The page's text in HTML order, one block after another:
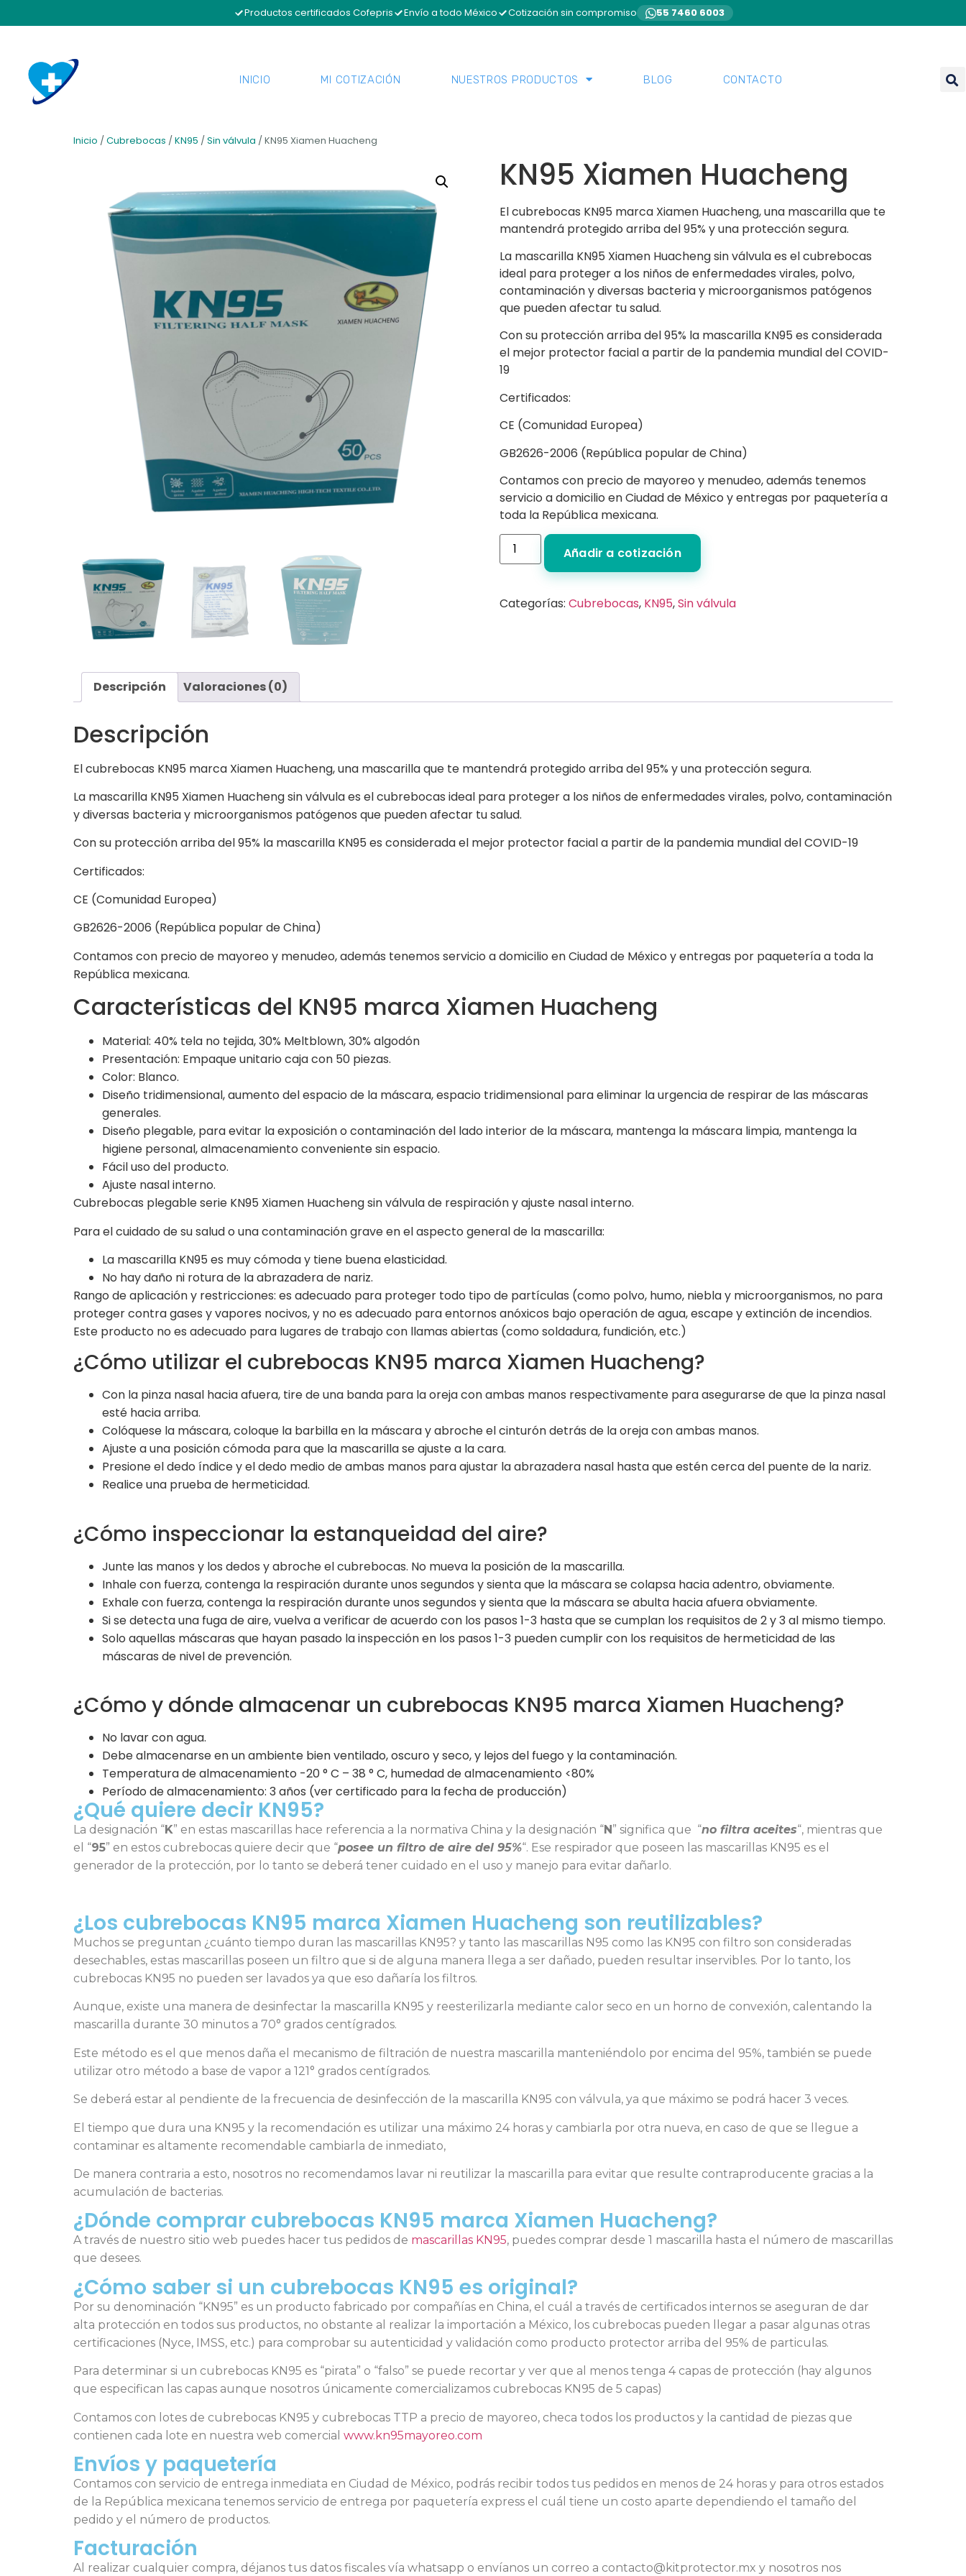
Productos certificados Cofepris Envío a todo México Cotización sin compromiso 55 7460 6003
INICIO MI COTIZACIÓN NUESTROS PRODUCTOS BLOG CONTACTO
Inicio /Cubrebocas /KN95 /Sin válvula / KN95 Xiamen Huacheng
KN95 Xiamen Huacheng
El cubrebocas KN95 marca Xiamen Huacheng, una mascarilla que te
mantendrá protegido arriba del 95% y una protección segura.
La mascarilla KN95 Xiamen Huacheng sin válvula es el cubrebocas
ideal para proteger a los niños de enfermedades virales, polvo,
contaminación y diversas bacteria y microorganismos patógenos
que pueden afectar tu salud.
Con su protección arriba del 95% la mascarilla KN95 es considerada
el mejor protector facial a partir de la pandemia mundial del COVID-
19
Certificados:
CE (Comunidad Europea)
GB2626-2006 (República popular de China)
Contamos con precio de mayoreo y menudeo, además tenemos
servicio a domicilio en Ciudad de México y entregas por paquetería a
toda la República mexicana.
Añadir a cotización
Categorías: Cubrebocas, KN95,Sin válvula
Descripción Valoraciones (0)
Descripción
El cubrebocas KN95 marca Xiamen Huacheng, una mascarilla que te mantendrá protegido arriba del 95% y una protección segura.
La mascarilla KN95 Xiamen Huacheng sin válvula es el cubrebocas ideal para proteger a los niños de enfermedades virales, polvo, contaminación
y diversas bacteria y microorganismos patógenos que pueden afectar tu salud.
Con su protección arriba del 95% la mascarilla KN95 es considerada el mejor protector facial a partir de la pandemia mundial del COVID-19
Certificados:
CE (Comunidad Europea)
GB2626-2006 (República popular de China)
Contamos con precio de mayoreo y menudeo, además tenemos servicio a domicilio en Ciudad de México y entregas por paquetería a toda la
República mexicana.
Características del KN95 marca Xiamen Huacheng
Material: 40% tela no tejida, 30% Meltblown, 30% algodón
Presentación: Empaque unitario caja con 50 piezas.
Color: Blanco.
Diseño tridimensional, aumento del espacio de la máscara, espacio tridimensional para eliminar la urgencia de respirar de las máscaras
generales.
Diseño plegable, para evitar la exposición o contaminación del lado interior de la máscara, mantenga la máscara limpia, mantenga la
higiene personal, almacenamiento conveniente sin espacio.
Fácil uso del producto.
Ajuste nasal interno.
Cubrebocas plegable serie KN95 Xiamen Huacheng sin válvula de respiración y ajuste nasal interno.
Para el cuidado de su salud o una contaminación grave en el aspecto general de la mascarilla:
La mascarilla KN95 es muy cómoda y tiene buena elasticidad.
No hay daño ni rotura de la abrazadera de nariz.
Rango de aplicación y restricciones: es adecuado para proteger todo tipo de partículas (como polvo, humo, niebla y microorganismos, no para
proteger contra gases y vapores nocivos, y no es adecuado para entornos anóxicos bajo operación de agua, escape y extinción de incendios.
Este producto no es adecuado para lugares de trabajo con llamas abiertas (como soldadura, fundición, etc.)
¿Cómo utilizar el cubrebocas KN95 marca Xiamen Huacheng?
Con la pinza nasal hacia afuera, tire de una banda para la oreja con ambas manos respectivamente para asegurarse de que la pinza nasal
esté hacia arriba.
Colóquese la máscara, coloque la barbilla en la máscara y abroche el cinturón detrás de la oreja con ambas manos.
Ajuste a una posición cómoda para que la mascarilla se ajuste a la cara.
Presione el dedo índice y el dedo medio de ambas manos para ajustar la abrazadera nasal hasta que estén cerca del puente de la nariz.
Realice una prueba de hermeticidad.
¿Cómo inspeccionar la estanqueidad del aire?
Junte las manos y los dedos y abroche el cubrebocas. No mueva la posición de la mascarilla.
Inhale con fuerza, contenga la respiración durante unos segundos y sienta que la máscara se colapsa hacia adentro, obviamente.
Exhale con fuerza, contenga la respiración durante unos segundos y sienta que la máscara se abulta hacia afuera obviamente.
Si se detecta una fuga de aire, vuelva a verificar de acuerdo con los pasos 1-3 hasta que se cumplan los requisitos de 2 y 3 al mismo tiempo.
Solo aquellas máscaras que hayan pasado la inspección en los pasos 1-3 pueden cumplir con los requisitos de hermeticidad de las
máscaras de nivel de prevención.
¿Cómo y dónde almacenar un cubrebocas KN95 marca Xiamen Huacheng?
No lavar con agua.
Debe almacenarse en un ambiente bien ventilado, oscuro y seco, y lejos del fuego y la contaminación.
Temperatura de almacenamiento -20 ° C – 38 ° C, humedad de almacenamiento <80%
Período de almacenamiento: 3 años (ver certificado para la fecha de producción)
¿Qué quiere decir KN95?
La designación “K” en estas mascarillas hace referencia a la normativa China y la designación “N ” significa que “no filtra aceites“, mientras que
el “95” en estos cubrebocas quiere decir que “posee un filtro de aire del 95%“. Ese respirador que poseen las mascarillas KN95 es el
generador de la protección, por lo tanto se deberá tener cuidado en el uso y manejo para evitar dañarlo.
¿Los cubrebocas KN95 marca Xiamen Huacheng son reutilizables?
Muchos se preguntan ¿cuánto tiempo duran las mascarillas KN95? y tanto las mascarillas N95 como las KN95 con filtro son consideradas
desechables, estas mascarillas poseen un filtro que si de alguna manera llega a ser dañado, pueden resultar inservibles. Por lo tanto, los
cubrebocas KN95 no pueden ser lavados ya que eso dañaría los filtros.
Aunque, existe una manera de desinfectar la mascarilla KN95 y reesterilizarla mediante calor seco en un horno de convexión, calentando la
mascarilla durante 30 minutos a 70° grados centígrados.
Este método es el que menos daña el mecanismo de filtración de nuestra mascarilla manteniéndolo por encima del 95%, también se puede
utilizar otro método a base de vapor a 121° grados centígrados.
Se deberá estar al pendiente de la frecuencia de desinfección de la mascarilla KN95 con válvula, ya que máximo se podrá hacer 3 veces.
El tiempo que dura una KN95 y la recomendación es utilizar una máximo 24 horas y cambiarla por otra nueva, en caso de que se llegue a
contaminar es altamente recomendable cambiarla de inmediato,
De manera contraria a esto, nosotros no recomendamos lavar ni reutilizar la mascarilla para evitar que resulte contraproducente gracias a la
acumulación de bacterias.
¿Dónde comprar cubrebocas KN95 marca Xiamen Huacheng?
A través de nuestro sitio web puedes hacer tus pedidos de mascarillas KN95, puedes comprar desde 1 mascarilla hasta el número de mascarillas
que desees.
¿Cómo saber si un cubrebocas KN95 es original?
Por su denominación “KN95” es un producto fabricado por compañías en China, el cuál a través de certificados internos se aseguran de dar
alta protección en todos sus productos, no obstante al realizar la importación a México, los cubrebocas pueden llegar a pasar algunas otras
certificaciones (Nyce, IMSS, etc.) para comprobar su autenticidad y validación como producto protector arriba del 95% de particulas.
Para determinar si un cubrebocas KN95 es “pirata” o “falso” se puede recortar y ver que al menos tenga 4 capas de protección (hay algunos
que especifican las capas aunque nosotros únicamente comercializamos cubrebocas KN95 de 5 capas)
Contamos con lotes de cubrebocas KN95 y cubrebocas TTP a precio de mayoreo, checa todos los productos y la cantidad de piezas que
contienen cada lote en nuestra web comercial www.kn95mayoreo.com
Envíos y paquetería
Contamos con servicio de entrega inmediata en Ciudad de México, podrás recibir todos tus pedidos en menos de 24 horas y para otros estados
de la República mexicana tenemos servicio de entrega por paquetería express el cuál tiene un costo aparte dependiendo el tamaño del
pedido y el número de productos.
Facturación
Al realizar cualquier compra, déjanos tus datos fiscales vía whatsapp o envíanos un correo a contacto@kitprotector.mx y nosotros nos